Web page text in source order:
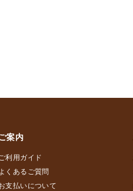
案内
ご利用ガイド
よくあるご質問
支払いについて